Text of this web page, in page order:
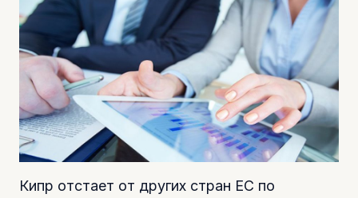
Кипр отстает от других стран ЕС по